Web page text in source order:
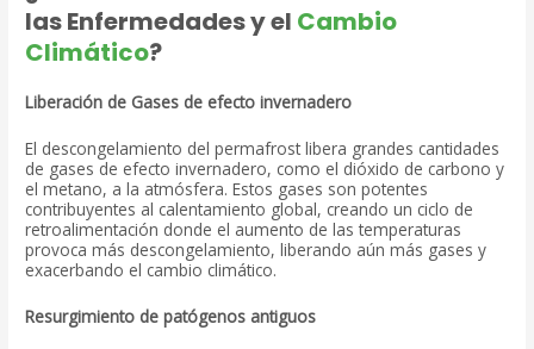
las Enfermedades y el Cambio
Climático?
Liberación de Gases de efecto invernadero
El descongelamiento del permafrost libera grandes cantidades
de gases de efecto invernadero, como el dióxido de carbono y
el metano, a la atmósfera. Estos gases son potentes
contribuyentes al calentamiento global, creando un ciclo de
retroalimentación donde el aumento de las temperaturas
provoca más descongelamiento, liberando aún más gases y
exacerbando el cambio climático.
Resurgimiento de patógenos antiguos